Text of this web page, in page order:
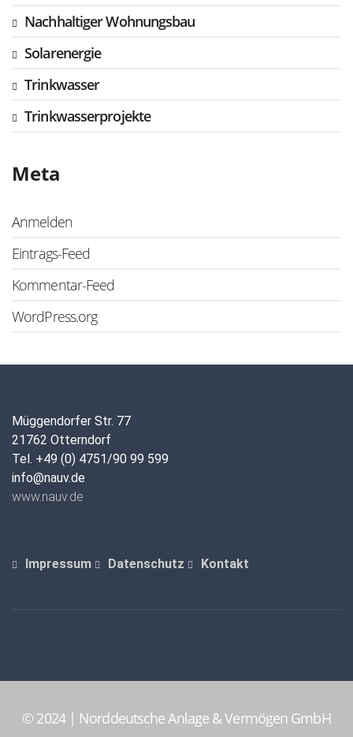
Nachhaltiger Wohnungsbau
Solarenergie
Trinkwasser
Trinkwasserprojekte
Meta
Anmelden
Eintrags-Feed
Kommentar-Feed
WordPress.org
Müggendorfer Str. 77
21762 Otterndorf
Tel. +49 (0) 4751/90 99 599
info@nauv.de
www.nauv.de
Impressum Datenschutz Kontakt
© 2024 | Norddeutsche Anlage & Vermögen GmbH